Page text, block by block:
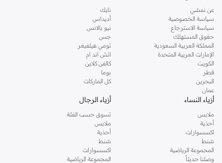
عن نمشي
سياسة الخصوصية
سياسة الاسترجاع
حقوق المستهلك
المملكة العربية السعودية
الإمارات العربية المتحدة
الكويت
قطر
البحرين
عمان
نايك
أديداس
نيو بالانس
جس
تومي هيلفيغر
اتش اند ام
كالفن كلاين
بوما
كل الماركات
أزياء النساء
ملابس
أحذية
اكسسوارات
شنط
المجموعة الرياضية
وصلنا حديثاً
أزياء الرجال
تسوق حسب الفئة
ملابس
أحذية
شنط
اكسسوارات
المجموعة الرياضية